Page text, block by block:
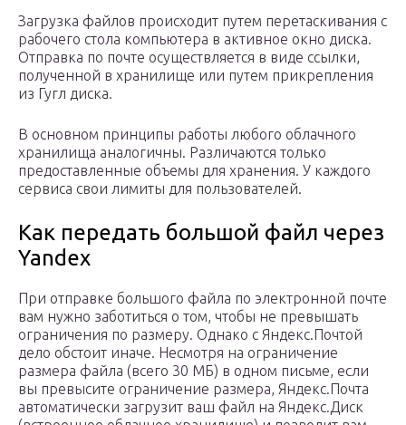
Загрузка файлов происходит путем перетаскивания с
рабочего стола компьютера в активное окно диска.
Отправка по почте осуществляется в виде ссылки,
полученной в хранилище или путем прикрепления
из Гугл диска.
В основном принципы работы любого облачного
хранилища аналогичны. Различаются только
предоставленные объемы для хранения. У каждого
сервиса свои лимиты для пользователей.
Как передать большой файл через
Yandex
При отправке большого файла по электронной почте
вам нужно заботиться о том, чтобы не превышать
ограничения по размеру. Однако с Яндекс.Почтой
дело обстоит иначе. Несмотря на ограничение
размера файла (всего 30 МБ) в одном письме, если
вы превысите ограничение размера, Яндекс.Почта
автоматически загрузит ваш файл на Яндекс.Диск